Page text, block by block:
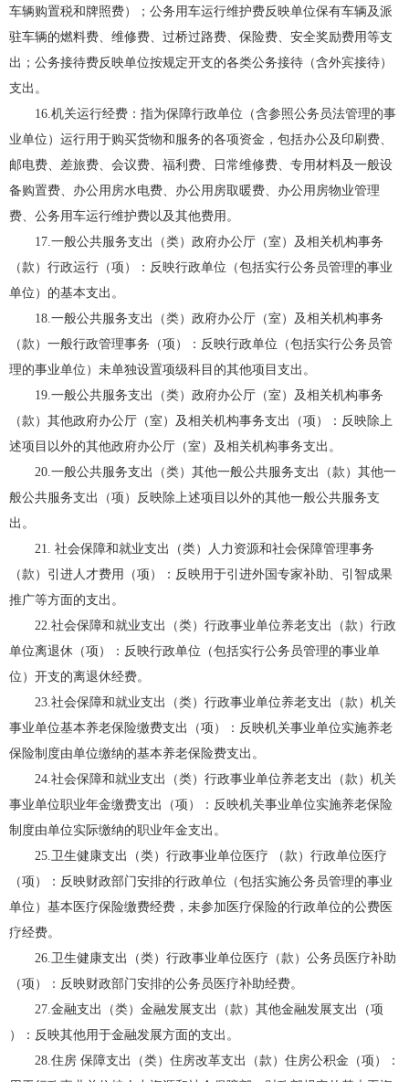
车辆购置税和牌照费）；公务用车运行维护费反映单位保有车辆及派
驻车辆的燃料费、维修费、过桥过路费、保险费、安全奖励费用等支
出；公务接待费反映单位按规定开支的各类公务接待（含外宾接待）
支出。
16.机关运行经费：指为保障行政单位（含参照公务员法管理的事
业单位）运行用于购买货物和服务的各项资金，包括办公及印刷费、
邮电费、差旅费、会议费、福利费、日常维修费、专用材料及一般设
备购置费、办公用房水电费、办公用房取暖费、办公用房物业管理
费、公务用车运行维护费以及其他费用。
17.一般公共服务支出（类）政府办公厅（室）及相关机构事务
（款）行政运行（项）：反映行政单位（包括实行公务员管理的事业
单位）的基本支出。
18.一般公共服务支出（类）政府办公厅（室）及相关机构事务
（款）一般行政管理事务（项）：反映行政单位（包括实行公务员管
理的事业单位）未单独设置项级科目的其他项目支出。
19.一般公共服务支出（类）政府办公厅（室）及相关机构事务
（款）其他政府办公厅（室）及相关机构事务支出（项）：反映除上
述项目以外的其他政府办公厅（室）及相关机构事务支出。
20.一般公共服务支出（类）其他一般公共服务支出（款）其他一
般公共服务支出（项）反映除上述项目以外的其他一般公共服务支
出。
21. 社会保障和就业支出（类）人力资源和社会保障管理事务
（款）引进人才费用（项）：反映用于引进外国专家补助、引智成果
推广等方面的支出。
22.社会保障和就业支出（类）行政事业单位养老支出（款）行政
单位离退休（项）：反映行政单位（包括实行公务员管理的事业单
位）开支的离退休经费。
23.社会保障和就业支出（类）行政事业单位养老支出（款）机关
事业单位基本养老保险缴费支出（项）：反映机关事业单位实施养老
保险制度由单位缴纳的基本养老保险费支出。
24.社会保障和就业支出（类）行政事业单位养老支出（款）机关
事业单位职业年金缴费支出（项）：反映机关事业单位实施养老保险
制度由单位实际缴纳的职业年金支出。
25.卫生健康支出（类）行政事业单位医疗 （款）行政单位医疗
（项）：反映财政部门安排的行政单位（包括实施公务员管理的事业
单位）基本医疗保险缴费经费，未参加医疗保险的行政单位的公费医
疗经费。
26.卫生健康支出（类）行政事业单位医疗（款）公务员医疗补助
（项）：反映财政部门安排的公务员医疗补助经费。
27.金融支出（类）金融发展支出（款）其他金融发展支出（项
）：反映其他用于金融发展方面的支出。
28.住房 保障支出（类）住房改革支出（款）住房公积金（项）：